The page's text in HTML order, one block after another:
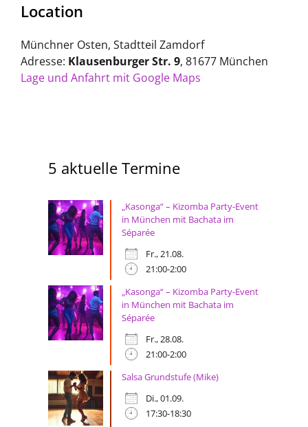
Location
Münchner Osten, Stadtteil Zamdorf
Adresse: Klausenburger Str. 9, 81677 München
Lage und Anfahrt mit Google Maps
5 aktuelle Termine
„Kasonga“ – Kizomba Party-Event
in München mit Bachata im
Séparée
Fr., 21.08.
21:00-2:00
„Kasonga“ – Kizomba Party-Event
in München mit Bachata im
Séparée
Fr., 28.08.
21:00-2:00
Salsa Grundstufe (Mike)
Di., 01.09.
17:30-18:30